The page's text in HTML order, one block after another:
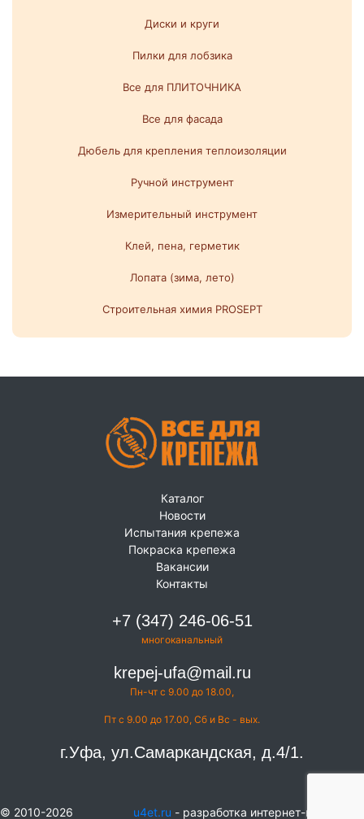
Диски и круги
Пилки для лобзика
Все для ПЛИТОЧНИКА
Все для фасада
Дюбель для крепления теплоизоляции
Ручной инструмент
Измерительный инструмент
Клей, пена, герметик
Лопата (зима, лето)
Строительная химия PROSEPT
Каталог
Новости
Испытания крепежа
Покраска крепежа
Вакансии
Контакты
+7 (347) 246-06-51
многоканальный
krepej-ufa@mail.ru
Пн-чт с 9.00 до 18.00,
Пт с 9.00 до 17.00, Сб и Вс - вых.
г.Уфа, ул.Самаркандская, д.4/1.
© 2010-2026 u4et.ru - разработка интернет-магазинов